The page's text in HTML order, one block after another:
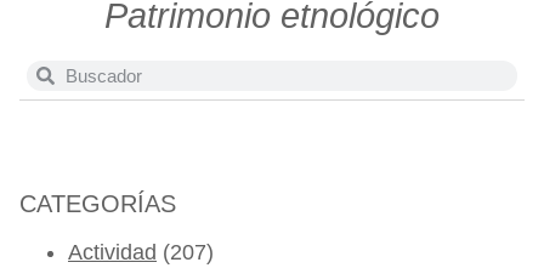
Patrimonio etnológico
CATEGORÍAS
Actividad (207)